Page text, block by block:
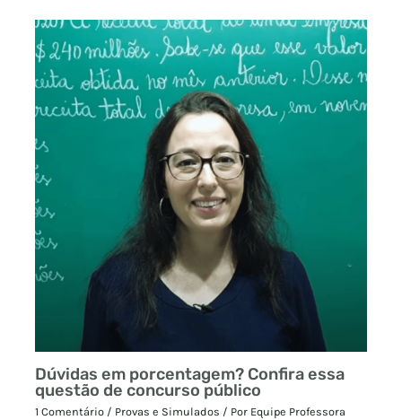
Dúvidas em porcentagem? Confira essa
questão de concurso público
1 Comentário / Provas e Simulados / Por Equipe Professora